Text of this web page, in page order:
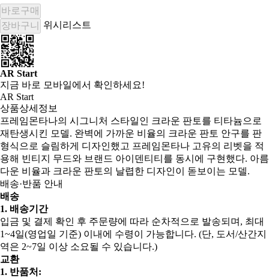
바로구매
장바구니
위시리스트
AR Start
지금 바로 모바일에서 확인하세요!
AR Start
상품상세정보
프레임몬타나의 시그니처 스타일인 크라운 판토를 티타늄으로
재탄생시킨 모델. 완벽에 가까운 비율의 크라운 판토 안구를 판
형식으로 슬림하게 디자인했고 프레임몬타나 고유의 리벳을 적
용해 빈티지 무드와 브랜드 아이덴티티를 동시에 구현했다. 아름
다운 비율과 크라운 판토의 날렵한 디자인이 돋보이는 모델.
배송·반품 안내
배송
1. 배송기간
입금 및 결제 확인 후 주문량에 따라 순차적으로 발송되며, 최대
1~4일(영업일 기준) 이내에 수령이 가능합니다. (단, 도서/산간지
역은 2~7일 이상 소요될 수 있습니다.)
교환
1. 반품처: